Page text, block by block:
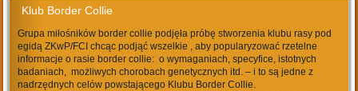
Klub Border Collie
Grupa miłośników border collie podjęła próbę stworzenia klubu rasy pod
egidą ZKwP/FCI chcąc podjąć wszelkie , aby popularyzować rzetelne
informacje o rasie border collie: o wymaganiach, specyfice, istotnych
badaniach, możliwych chorobach genetycznych itd. – i to są jedne z
nadrzędnych celów powstającego Klubu Border Collie.